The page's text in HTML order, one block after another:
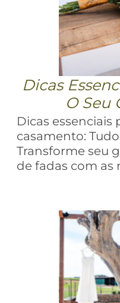
Dicas
O Seu
Dicas essenciais
casamento:
Transforme seu
de fadas com as